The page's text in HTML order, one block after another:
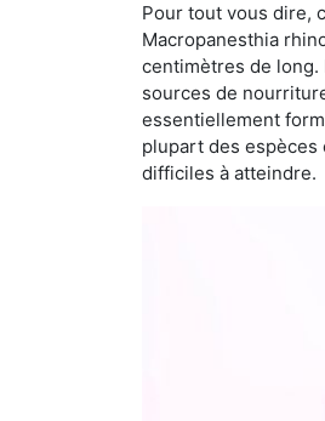
Pour tout vous dire,
Macropanesthia
centimètres de long.
sources de
essentiellement
plupart des espèces
difficiles à atteindre.